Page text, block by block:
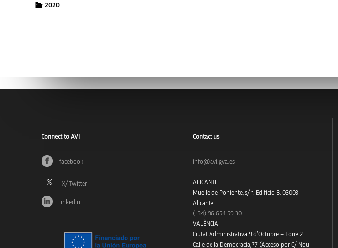
2020
Connect to AVI
facebook
linkedin
Contact us
info@avi.gva.es
ALICANTE
Muelle de Poniente, s/n. Edificio B. 03003 ·
Alicante
(+34) 96 654 59 30
VALÈNCIA
Ciutat Administrativa 9 d’Octubre – Torre 2
Calle de la Democracia, 77 (Acceso por C/ Nou